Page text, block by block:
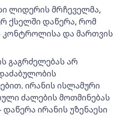
ლიდერის მრჩეველმა,
ქსელში დაწერა, რომ
კონტროლისა და მართვის
გაგრძელებას არ
ირანის ისლამური
ძალების მოთმინებას
დაწერა ირანის უზენაესი